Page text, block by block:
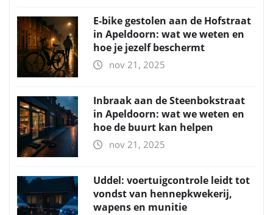
E-bike gestolen aan de Hofstraat
in Apeldoorn: wat we weten en
hoe je jezelf beschermt
nov 21, 2025
Inbraak aan de Steenbokstraat
in Apeldoorn: wat we weten en
hoe de buurt kan helpen
nov 21, 2025
Uddel: voertuigcontrole leidt tot
vondst van hennepkwekerij,
wapens en munitie